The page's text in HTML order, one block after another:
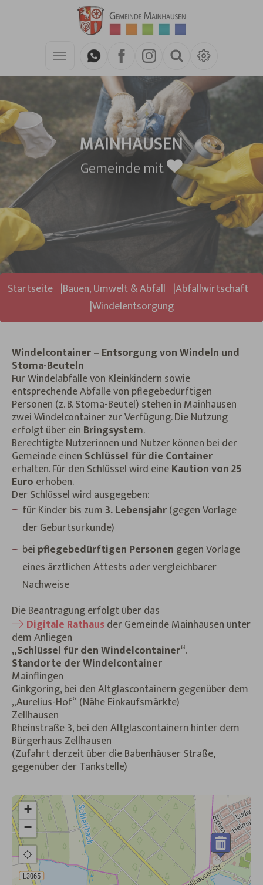
Zum Hauptinhalt springen
MAINHAUSEN
Gemeinde mit
Sie sind hier:
Startseite Bauen, Umwelt & Abfall Abfallwirtschaft
Windelentsorgung
Windelcontainer – Entsorgung von Windeln und
Stoma-Beuteln
Für Windelabfälle von Kleinkindern sowie
entsprechende Abfälle von pflegebedürftigen
Personen (z. B. Stoma-Beutel) stehen in Mainhausen
zwei Windelcontainer zur Verfügung. Die Nutzung
erfolgt über ein Bringsystem.
Berechtigte Nutzerinnen und Nutzer können bei der
Gemeinde einen Schlüssel für die Container
erhalten. Für den Schlüssel wird eineKaution von 25
Euro erhoben.
Der Schlüssel wird ausgegeben:
für Kinder bis zum3. Lebensjahr(gegen Vorlage
der Geburtsurkunde)
bei pflegebedürftigen Personen gegen Vorlage
eines ärztlichen Attests oder vergleichbarer
Nachweise
Die Beantragung erfolgt über das
Digitale Rathausder Gemeinde Mainhausen unter
dem Anliegen
„Schlüssel für den Windelcontainer“.
Standorte der Windelcontainer
Mainflingen
Ginkgoring, bei den Altglascontainern gegenüber dem
„Aurelius-Hof“ (Nähe Einkaufsmärkte)
Zellhausen
Rheinstraße 3, bei den Altglascontainern hinter dem
Bürgerhaus Zellhausen
(Zufahrt derzeit über die Babenhäuser Straße,
gegenüber der Tankstelle)